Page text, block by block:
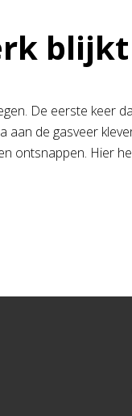
De eerste keer
de gasveer
ontsnappen. Hier